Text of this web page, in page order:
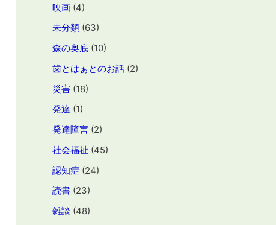
映画 (4)
未分類 (63)
森の奥底 (10)
歯とはぁとのお話 (2)
災害 (18)
発達 (1)
発達障害 (2)
社会福祉 (45)
認知症 (24)
読書 (23)
雑談 (48)